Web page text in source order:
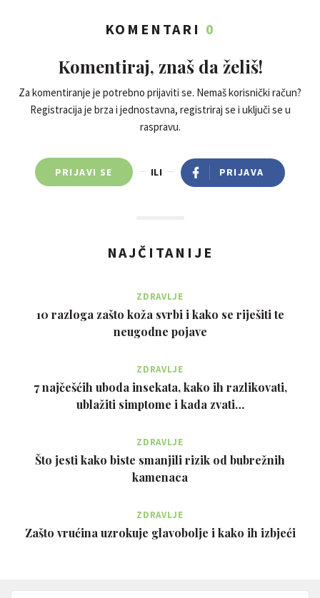
KOMENTARI 0
Komentiraj, znaš da želiš!
Za komentiranje je potrebno prijaviti se. Nemaš korisnički račun?
Registracija je brza i jednostavna, registriraj se i uključi se u
raspravu.
PRIJAVI SE ILI PRIJAVA
NAJČITANIJE
ZDRAVLJE
10 razloga zašto koža svrbi i kako se riješiti te
neugodne pojave
ZDRAVLJE
7 najčešćih uboda insekata, kako ih razlikovati,
ublažiti simptome i kada zvati…
ZDRAVLJE
Što jesti kako biste smanjili rizik od bubrežnih
kamenaca
ZDRAVLJE
Zašto vrućina uzrokuje glavobolje i kako ih izbjeći